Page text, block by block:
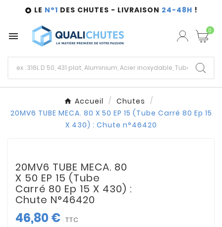
 LE N°1 DES CHUTES - LIVRAISON 24-48H !
 0
Accueil
Chutes
20MV6 TUBE MECA. 80 X 50 EP 15 (Tube Carré 80 Ep 15
X 430) : Chute n°46420
20MV6 TUBE MECA. 80
X 50 EP 15 (Tube
Carré 80 Ep 15 X 430) :
Chute N°46420
46,80 € TTC